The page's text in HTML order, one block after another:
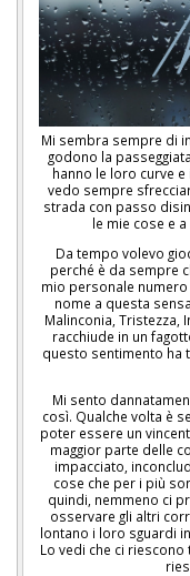
Mi sembra sempre di
godono la
hanno le loro curve
vedo sempre
strada con passo
le mie cose e
Da tempo volevo
perché è da sempre
mio personale
nome a questa
Malinconia, Tristezza,
racchiude in un
questo sentimento ha
Mi sento
così. Qualche volta è
poter essere un
maggior parte delle
impacciato,
cose che per i più
quindi, nemmeno ci
osservare gli altri
lontano i loro sguardi
Lo vedi che ci